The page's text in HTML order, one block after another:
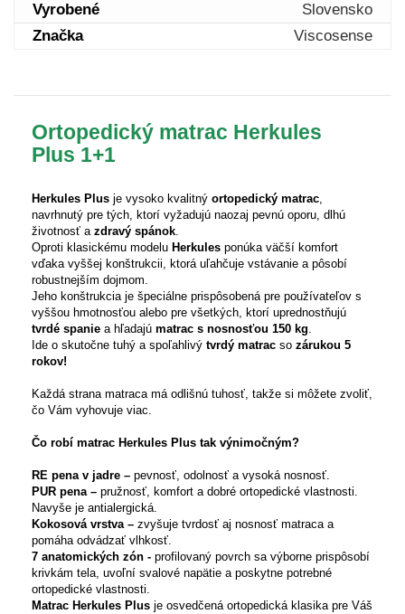
Vyrobené
Slovensko
Značka
Viscosense
Ortopedický matrac Herkules
Plus 1+1
Herkules Plus je vysoko kvalitný ortopedický matrac,
navrhnutý pre tých, ktorí vyžadujú naozaj pevnú oporu, dlhú
životnosť a zdravý spánok.
Oproti klasickému modelu Herkules ponúka väčší komfort
vďaka vyššej konštrukcii, ktorá uľahčuje vstávanie a pôsobí
robustnejším dojmom.
Jeho konštrukcia je špeciálne prispôsobená pre používateľov s
vyššou hmotnosťou alebo pre všetkých, ktorí uprednostňujú
tvrdé spanie a hľadajú matrac s nosnosťou 150 kg.
Ide o skutočne tuhý a spoľahlivý tvrdý matrac so zárukou 5
rokov!
Každá strana matraca má odlišnú tuhosť, takže si môžete zvoliť,
čo Vám vyhovuje viac.
Čo robí matrac Herkules Plus tak výnimočným?
RE pena v jadre – pevnosť, odolnosť a vysoká nosnosť.
PUR pena – pružnosť, komfort a dobré ortopedické vlastnosti.
Navyše je antialergická.
Kokosová vrstva – zvyšuje tvrdosť aj nosnosť matraca a
pomáha odvádzať vlhkosť.
7 anatomických zón - profilovaný povrch sa výborne prispôsobí
krivkám tela, uvoľní svalové napätie a poskytne potrebné
ortopedické vlastnosti.
Matrac Herkules Plus je osvedčená ortopedická klasika pre Váš